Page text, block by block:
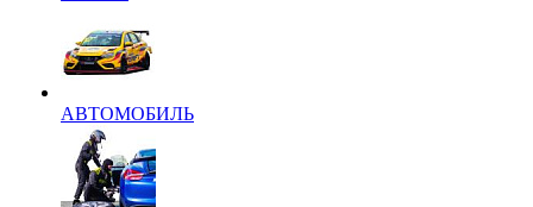
АВТОМОБИЛЬ